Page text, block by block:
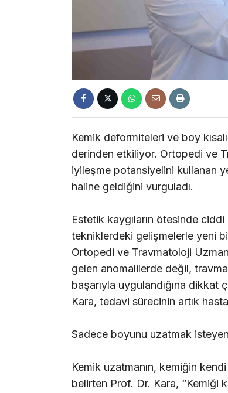
Kemik deformiteleri ve boy
derinden etkiliyor. Ortopedi ve
iyileşme potansiyelini kullanan
haline geldiğini vurguladı.
Estetik kaygıların ötesinde ciddi
tekniklerdeki gelişmelerle yeni
Ortopedi ve Travmatoloji
gelen anomalilerde değil,
başarıyla uygulandığına dikkat
Kara, tedavi sürecinin artık
Sadece boyunu uzatmak
Kemik uzatmanın, kemiğin
belirten Prof. Dr. Kara, “Kemiği